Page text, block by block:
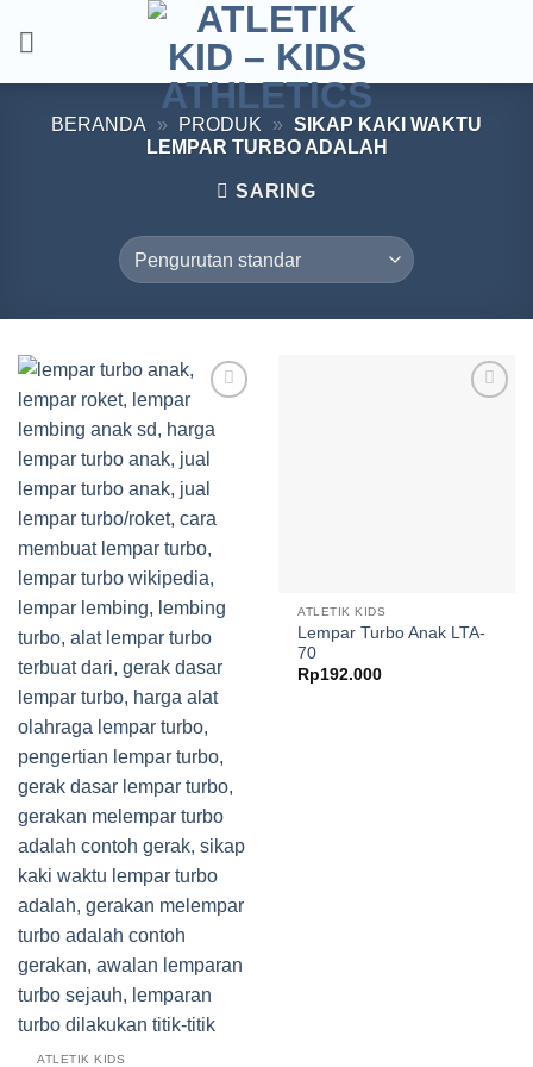
BERANDA » PRODUK » SIKAP KAKI WAKTU
LEMPAR TURBO ADALAH
SARING
wishlist
ATLETIK KIDS
ATLETIK KIDS
Lempar Turbo Anak LTA-
70
Rp192.000